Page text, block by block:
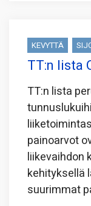
KEVYTTÄ
TT:n lista
TT:n lista
painoarvot
liikevaihdon
kehityksellä
suurimmat